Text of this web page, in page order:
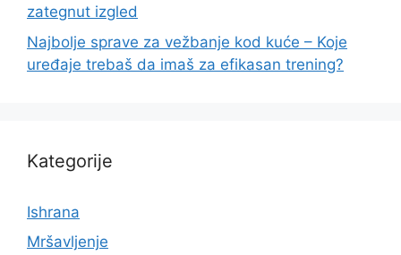
zategnut izgled
Najbolje sprave za vežbanje kod kuće – Koje
uređaje trebaš da imaš za efikasan trening?
Kategorije
Ishrana
Mršavljenje